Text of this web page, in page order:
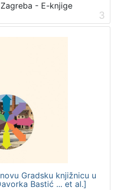
- E-knjige
3
Gradsku knjižnicu u
Bastić ... et al.]